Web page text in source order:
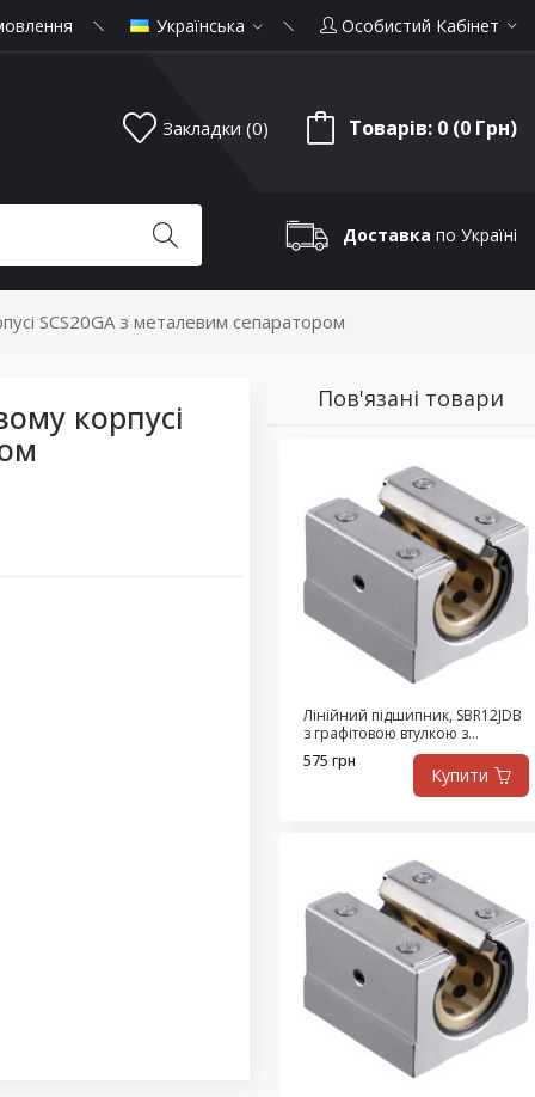
Українська Особистий Кабінет
Закладки (0) Товарів: 0 (0 Грн)
Доставка по Україні
SCS20GA з металевим сепаратором
корпусі Пов'язані товари
Лінійний підшипник, SBR12JDB
з графітовою втулкою з
високоміцної латуні,
самозмащувальний
575 грн
Купити